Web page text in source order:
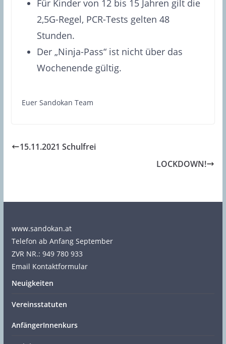
Für Kinder von 12 bis 15 Jahren gilt die
2,5G-Regel, PCR-Tests gelten 48
Stunden.
Der „Ninja-Pass“ ist nicht über das
Wochenende gültig.
Euer Sandokan Team
15.11.2021 Schulfrei
LOCKDOWN!
www.sandokan.at
Telefon ab Anfang September
ZVR NR.: 949 780 933
Email Kontaktformular
Neuigkeiten
Vereinsstatuten
AnfängerInnenkurs